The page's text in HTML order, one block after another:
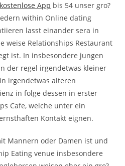
App bis 54 unser gro?
within Online dating
lasst einander sera in
weise Relationships Restaurant
ist. In insbesondere jungen
der regel irgendetwas kleiner
irgendetwas alteren
in folge dessen in erster
Cafe, welche unter ein
Kontakt eignen.
Mannern oder Damen ist und
Eating venue insbesondere